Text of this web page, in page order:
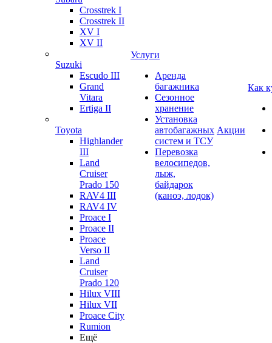
Crosstrek I
Crosstrek II
XV I
XV II
Suzuki
Escudo III
Grand
Vitara
Ertiga II
Toyota
Highlander
III
Land
Cruiser
Prado 150
RAV4 III
RAV4 IV
Proace I
Proace II
Proace
Verso II
Land
Cruiser
Prado 120
Hilux VIII
Hilux VII
Proace City
Rumion
Ещё
Услуги
Аренда
багажника
Сезонное
хранение
Установка
автобагажных
систем и ТСУ
Перевозка
велосипедов,
лыж,
байдарок
(каноэ, лодок)
Акции
Как